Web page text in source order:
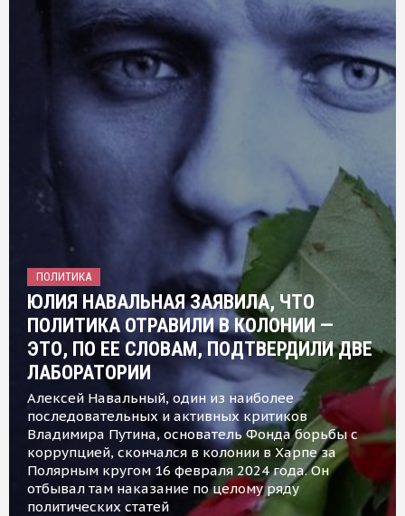
ПОЛИТИКА
ЮЛИЯ НАВАЛЬНАЯ ЗАЯВИЛА, ЧТО
ПОЛИТИКА ОТРАВИЛИ В КОЛОНИИ —
ЭТО, ПО ЕЕ СЛОВАМ, ПОДТВЕРДИЛИ ДВЕ
ЛАБОРАТОРИИ
Алексей Навальный, один из наиболее
последовательных и активных критиков
Владимира Путина, основатель Фонда борьбы с
коррупцией, скончался в колонии в Харпе за
Полярным кругом 16 февраля 2024 года. Он
отбывал там наказание по целому ряду
политических статей